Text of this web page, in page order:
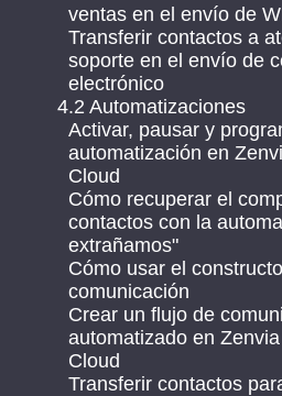
ventas en el envío de
Transferir contactos a
soporte en el envío de
electrónico
4.2 Automatizaciones
Activar, pausar y
automatización en
Cloud
Cómo recuperar el
contactos con la
extrañamos"
Cómo usar el
comunicación
Crear un flujo de
automatizado en
Cloud
Transferir contactos